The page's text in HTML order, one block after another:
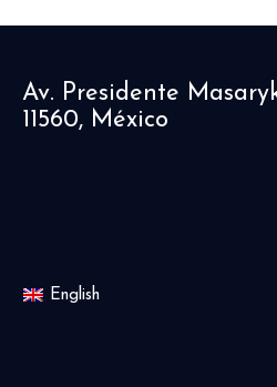
Av. Presidente
11560, México
English